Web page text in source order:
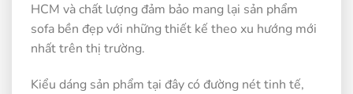
HCM và chất lượng đảm bảo mang lại sản phẩm
sofa bền đẹp với những thiết kế theo xu hướng mới
nhất trên thị trường.
Kiểu dáng sản phẩm tại đây có đường nét tinh tế,